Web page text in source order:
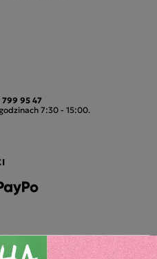
95 47
7:30 - 15:00.